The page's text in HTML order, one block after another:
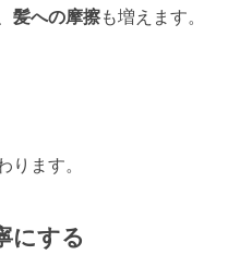
髪への摩擦も増えます。
ます。
にする